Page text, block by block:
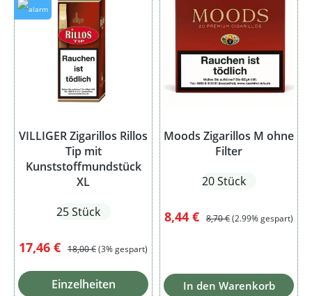
VILLIGER Zigarillos Rillos
Tip mit
Kunststoffmundstück
XL
25 Stück
Verkaufspreis:
17,46 € Regulärer Preis:
18,00 €(3% gespart)
Einzelheiten
Moods Zigarillos M ohne
Filter
20 Stück
Verkaufspreis:
8,44 € Regulärer Preis:
8,70 €(2.99% gespart)
In den Warenkorb